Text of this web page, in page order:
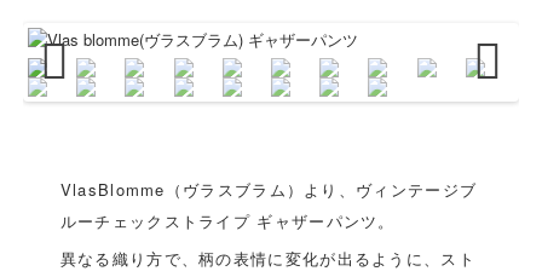
Previous Next
VlasBlomme（ヴラスブラム）より、ヴィンテージブ
ルーチェックストライプ ギャザーパンツ。
異なる織り方で、柄の表情に変化が出るように、スト